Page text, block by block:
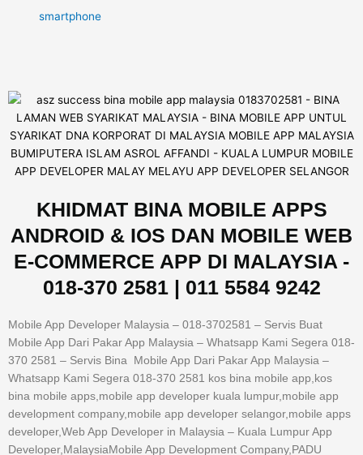
smartphone
KHIDMAT BINA MOBILE APPS
ANDROID & IOS DAN MOBILE WEB
E-COMMERCE APP DI MALAYSIA -
018-370 2581 | 011 5584 9242
Mobile App Developer Malaysia – 018-3702581 – Servis Buat
Mobile App Dari Pakar App Malaysia – Whatsapp Kami Segera 018-
370 2581 – Servis Bina Mobile App Dari Pakar App Malaysia –
Whatsapp Kami Segera 018-370 2581 kos bina mobile app,kos
bina mobile apps,mobile app developer kuala lumpur,mobile app
development company,mobile app developer selangor,mobile apps
developer,Web App Developer in Malaysia – Kuala Lumpur App
Developer,MalaysiaMobile App Development Company,PADU